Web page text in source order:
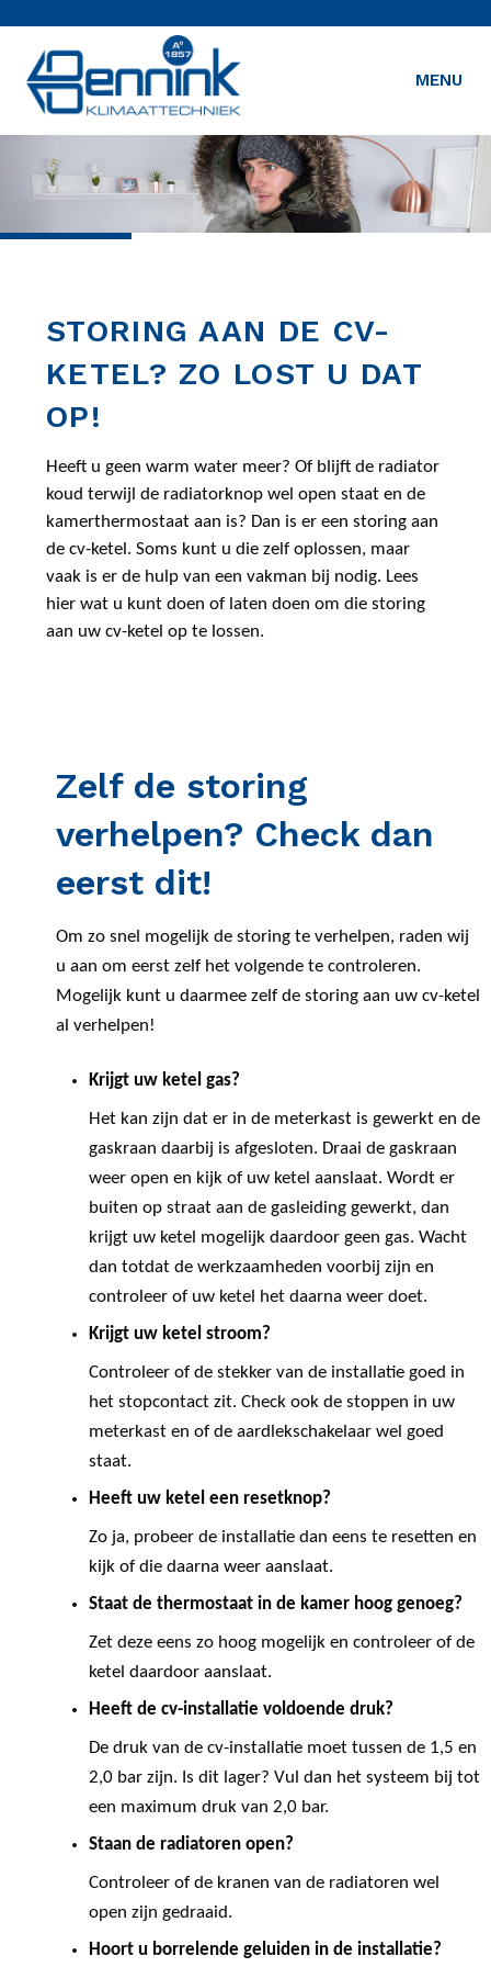
MENU
STORING AAN DE CV-
KETEL? ZO LOST U DAT
OP!
Heeft u geen warm water meer? Of blijft de radiator
koud terwijl de radiatorknop wel open staat en de
kamerthermostaat aan is? Dan is er een storing aan
de cv-ketel. Soms kunt u die zelf oplossen, maar
vaak is er de hulp van een vakman bij nodig. Lees
hier wat u kunt doen of laten doen om die storing
aan uw cv-ketel op te lossen.
Zelf de storing
verhelpen? Check dan
eerst dit!
Om zo snel mogelijk de storing te verhelpen, raden wij
u aan om eerst zelf het volgende te controleren.
Mogelijk kunt u daarmee zelf de storing aan uw cv-ketel
al verhelpen!
Krijgt uw ketel gas?
Het kan zijn dat er in de meterkast is gewerkt en de
gaskraan daarbij is afgesloten. Draai de gaskraan
weer open en kijk of uw ketel aanslaat. Wordt er
buiten op straat aan de gasleiding gewerkt, dan
krijgt uw ketel mogelijk daardoor geen gas. Wacht
dan totdat de werkzaamheden voorbij zijn en
controleer of uw ketel het daarna weer doet.
Krijgt uw ketel stroom?
Controleer of de stekker van de installatie goed in
het stopcontact zit. Check ook de stoppen in uw
meterkast en of de aardlekschakelaar wel goed
staat.
Heeft uw ketel een resetknop?
Zo ja, probeer de installatie dan eens te resetten en
kijk of die daarna weer aanslaat.
Staat de thermostaat in de kamer hoog genoeg?
Zet deze eens zo hoog mogelijk en controleer of de
ketel daardoor aanslaat.
Heeft de cv-installatie voldoende druk?
De druk van de cv-installatie moet tussen de 1,5 en
2,0 bar zijn. Is dit lager? Vul dan het systeem bij tot
een maximum druk van 2,0 bar.
Staan de radiatoren open?
Controleer of de kranen van de radiatoren wel
open zijn gedraaid.
Hoort u borrelende geluiden in de installatie?